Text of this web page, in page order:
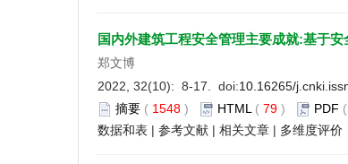
国内外建筑工程安全管理主要成就:基于
郑文博
2022, 32(10): 8-17. doi:10.16265/
摘要 ( 1548 ) HTML ( 79 ) PDF
数据和表 | 参考文献 | 相关文章 | 多维度评价